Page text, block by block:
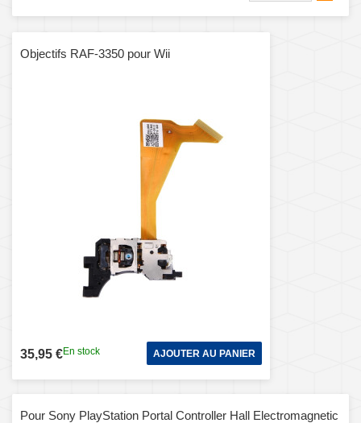
Objectifs RAF-3350 pour Wii
35,95 €En stock AJOUTER AU PANIER
Pour Sony PlayStation Portal Controller Hall Electromagnetic